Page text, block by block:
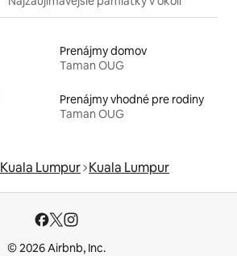
Prenájmy domov
Taman OUG
Prenájmy vhodné pre rodiny
Taman OUG
Kuala Lumpur Kuala Lumpur
© 2026 Airbnb, Inc.